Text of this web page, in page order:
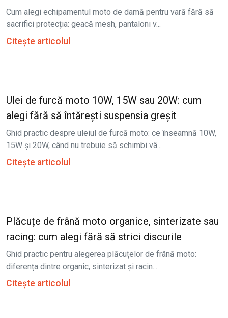
Cum alegi echipamentul moto de damă pentru vară fără să
sacrifici protecția: geacă mesh, pantaloni v...
Citește articolul
Ulei de furcă moto 10W, 15W sau 20W: cum
alegi fără să întărești suspensia greșit
Ghid practic despre uleiul de furcă moto: ce înseamnă 10W,
15W și 20W, când nu trebuie să schimbi vâ...
Citește articolul
Plăcuțe de frână moto organice, sinterizate sau
racing: cum alegi fără să strici discurile
Ghid practic pentru alegerea plăcuțelor de frână moto:
diferența dintre organic, sinterizat și racin...
Citește articolul